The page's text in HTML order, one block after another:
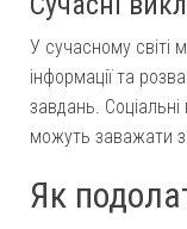
У сучасному світі
інформації та
завдань. Соціальні
можуть заважати
Як